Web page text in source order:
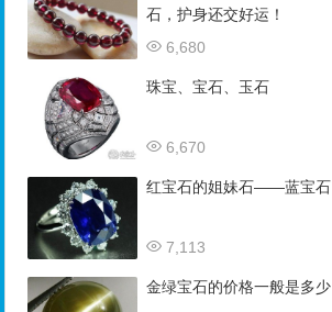
石，护身还交好运！
6,680
珠宝、宝石、玉石
6,670
红宝石的姐妹石——蓝宝石
7,113
金绿宝石的价格一般是多少